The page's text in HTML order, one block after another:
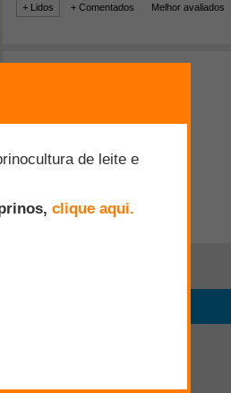
+ Lidos + Comentados Melhor avaliados